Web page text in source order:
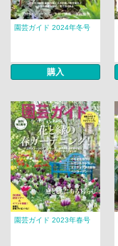
園芸ガイド 2024年冬号
購入
園芸ガイド 2023年春号